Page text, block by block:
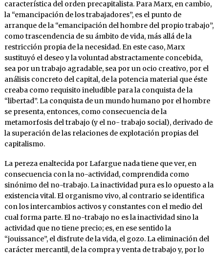
característica del orden precapitalista. Para Marx, en cambio,
la “emancipación de los trabajadores”, es el punto de
arranque de la “emancipación del hombre del propio trabajo”,
como trascendencia de su ámbito de vida, más allá de la
restricción propia de la necesidad. En este caso, Marx
sustituyó el deseo y la voluntad abstractamente concebida,
sea por un trabajo agradable, sea por un ocio creativo, por el
análisis concreto del capital, de la potencia material que éste
creaba como requisito ineludible para la conquista de la
“libertad”. La conquista de un mundo humano por el hombre
se presenta, entonces, como consecuencia de la
metamorfosis del trabajo (y el no- trabajo social), derivado de
la superación de las relaciones de explotación propias del
capitalismo.
La pereza enaltecida por Lafargue nada tiene que ver, en
consecuencia con la no-actividad, comprendida como
sinónimo del no-trabajo. La inactividad pura es lo opuesto a la
existencia vital. El organismo vivo, al contrario se identifica
con los intercambios activos y constantes con el medio del
cual forma parte. El no-trabajo no es la inactividad sino la
actividad que no tiene precio; es, en ese sentido la
“jouissance”, el disfrute de la vida, el gozo. La eliminación del
carácter mercantil, de la compra y venta de trabajo y, por lo